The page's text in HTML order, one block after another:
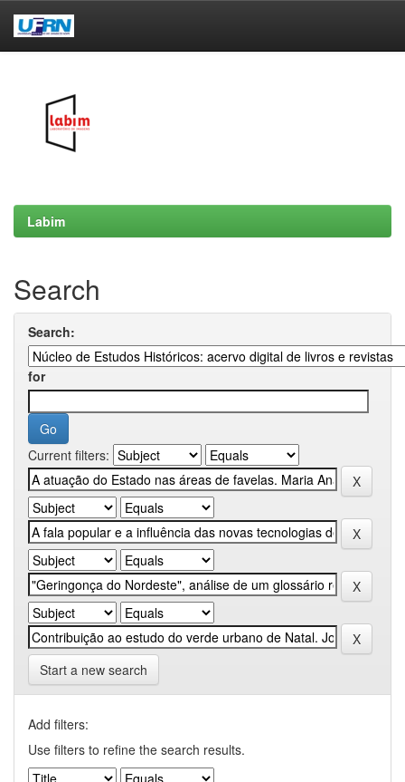
Labim
Search
Search:
for
Current filters:
Start a new search
Add filters:
Use filters to refine the search results.